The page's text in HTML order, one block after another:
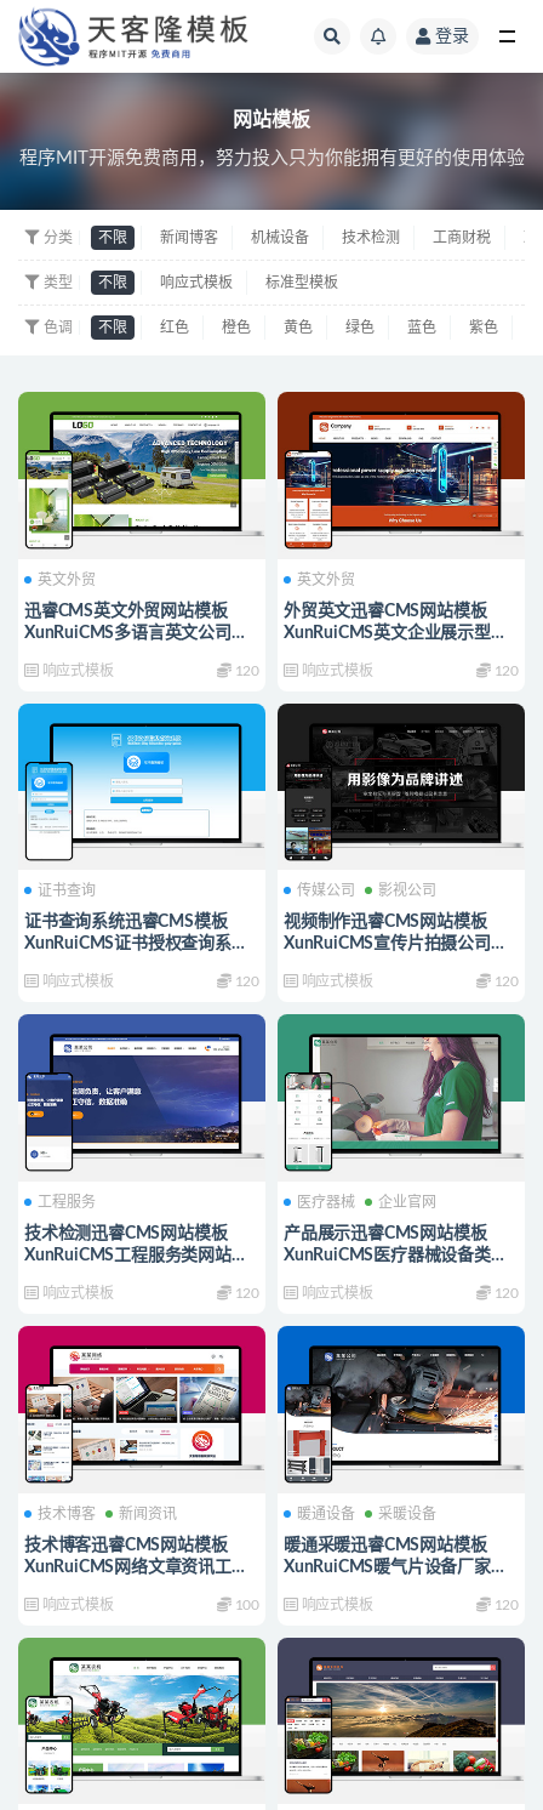
登录
网站模板
程序MIT开源免费商用，努力投入只为你能拥有更好的使用体验
分类 不限 新闻博客 机械设备 技术检测 工商财税
类型 不限 响应式模板 标准型模板
色调 不限 红色 橙色 黄色 绿色 蓝色 紫色
英文外贸
迅睿CMS英文外贸网站模板
XunRuiCMS多语言英文公司模
响应式模板 120
英文外贸
外贸英文迅睿CMS网站模板
XunRuiCMS英文企业展示型模
响应式模板 120
证书查询
证书查询系统迅睿CMS模板
XunRuiCMS证书授权查询系统
响应式模板 120
传媒公司 影视公司
视频制作迅睿CMS网站模板
XunRuiCMS宣传片拍摄公司网
响应式模板 120
工程服务
技术检测迅睿CMS网站模板
XunRuiCMS工程服务类网站源
响应式模板 120
医疗器械 企业官网
产品展示迅睿CMS网站模板
XunRuiCMS医疗器械设备类网
响应式模板 120
技术博客 新闻资讯
技术博客迅睿CMS网站模板
XunRuiCMS网络文章资讯工作
响应式模板 100
暖通设备 采暖设备
暖通采暖迅睿CMS网站模板
XunRuiCMS暖气片设备厂家网
响应式模板 120